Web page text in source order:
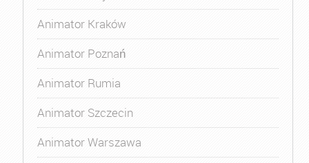
Animator Kraków
Animator Poznań
Animator Rumia
Animator Szczecin
Animator Warszawa